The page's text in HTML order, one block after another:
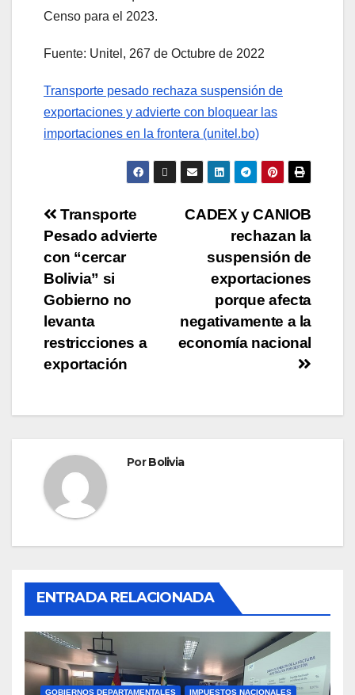
Censo para el 2023.
Fuente: Unitel, 267 de Octubre de 2022
Transporte pesado rechaza suspensión de
exportaciones y advierte con bloquear las
importaciones en la frontera (unitel.bo)
CADEX y CANIOB
rechazan la
suspensión de
exportaciones
porque afecta
negativamente a la
economía nacional
Transporte
Pesado advierte
con “cercar
Bolivia” si
Gobierno no
levanta
restricciones a
exportación
PorBolivia
ENTRADA RELACIONADA
GOBIERNOS DEPARTAMENTALES IMPUESTOS NACIONALES